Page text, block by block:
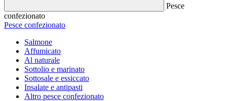
Pesce
confezionato
Pesce confezionato
Salmone
Affumicato
Al naturale
Sottolio e marinato
Sottosale e essiccato
Insalate e antipasti
Altro pesce confezionato